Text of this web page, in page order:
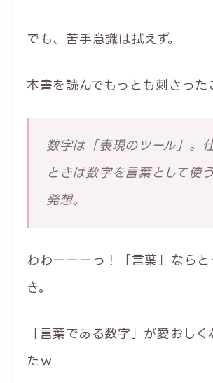
でも、苦手意識は拭えず。
本書を読んでもっとも刺さった
数字は「表現のツール」。
ときは数字を言葉として使
発想。
わわーーーっ！「言葉」ならと
き。
「言葉である数字」が愛おしく
たｗ